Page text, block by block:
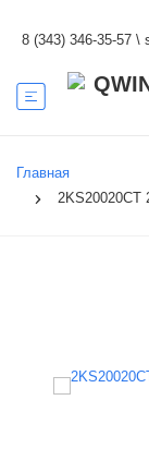
8 (343) 346-35-57 \
Главная
2KS20020CT